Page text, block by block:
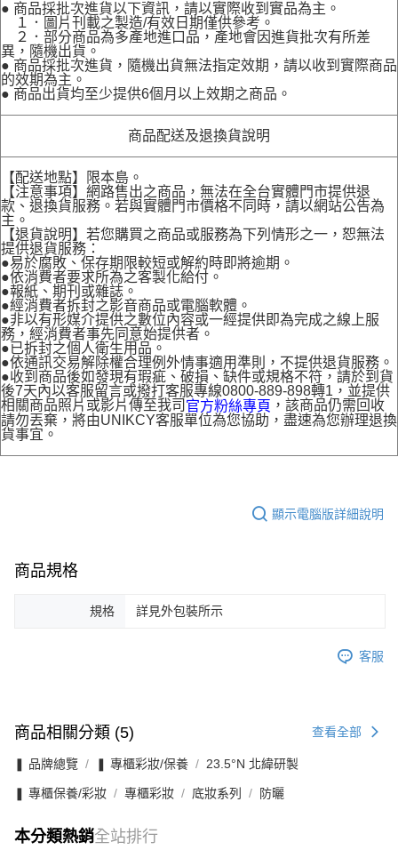
● 商品採批次進貨以下資訊，請以實際收到實品為主。
１．圖片刊載之製造/有效日期僅供參考。
２．部分商品為多產地進口品，產地會因進貨批次有所差
異，隨機出貨。
● 商品採批次進貨，隨機出貨無法指定效期，請以收到實際商品
的效期為主。
● 商品出貨均至少提供6個月以上效期之商品。
商品配送及退換貨說明
【配送地點】限本島。
【注意事項】網路售出之商品，無法在全台實體門市提供退
款、退換貨服務。若與實體門市價格不同時，請以網站公告為
主。
【退貨說明】若您購買之商品或服務為下列情形之一，恕無法
提供退貨服務：
●易於腐敗、保存期限較短或解約時即將逾期。
●依消費者要求所為之客製化給付。
●報紙、期刊或雜誌。
●經消費者拆封之影音商品或電腦軟體。
●非以有形媒介提供之數位內容或一經提供即為完成之線上服
務，經消費者事先同意始提供者。
●已拆封之個人衛生用品。
●依通訊交易解除權合理例外情事適用準則，不提供退貨服務。
●收到商品後如發現有瑕疵、破損、缺件或規格不符，請於到貨
後7天內以客服留言或撥打客服專線0800-889-898轉1，並提供
相關商品照片或影片傳至我司 官方粉絲專頁 ，該商品仍需回收
請勿丟棄，將由UNIKCY客服單位為您協助，盡速為您辦理退換
貨事宜。
顯示電腦版詳細說明
商品規格
規格 詳見外包裝所示
客服
商品相關分類 (5) 查看全部
❚ 品牌總覽 ❚ 專櫃彩妝/保養 23.5°N 北緯研製
❚ 專櫃保養/彩妝 專櫃彩妝 底妝系列 防曬
本分類熱銷全站排行